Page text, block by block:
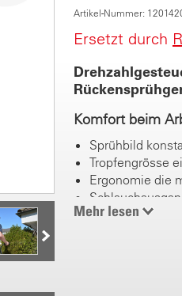
Artikel-Nummer:
Ersetzt durch
Komfort beim
Sprühbild
Tropfengrösse
Ergonomie die
Klick-Gurtsystem
Mehr lesen